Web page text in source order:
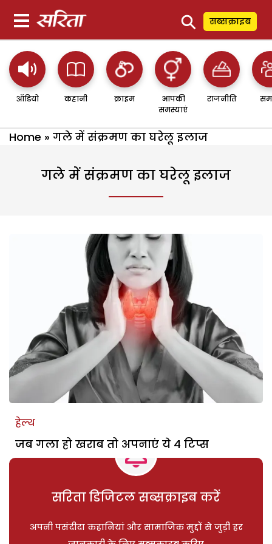
⚲ सब्सक्राइब
ऑडियो कहानी क्राइम
आपकी
समस्याएं
राजनीति
Home » गले में संक्रमण का घरेलू इलाज
गले में संक्रमण का घरेलू इलाज
हेल्थ
जब गला हो खराब तो अपनाएं ये 4 टिप्स
सरिता डिजिटल सब्सक्राइब करें
अपनी पसंदीदा कहानियां और सामाजिक मुद्दों से जुड़ी हर